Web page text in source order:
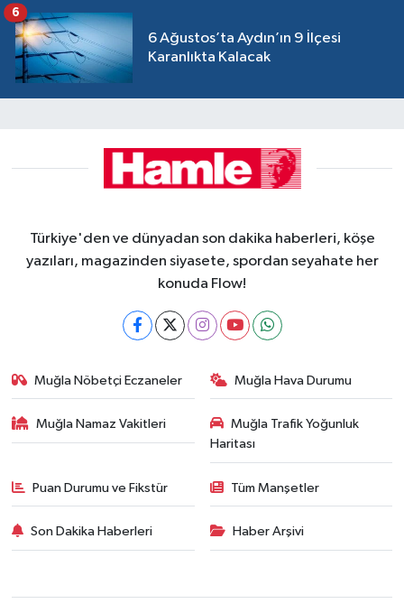
6 Ağustos’ta Aydın’ın 9 İlçesi
Karanlıkta Kalacak
6
Türkiye'den ve dünyadan son dakika haberleri, köşe
yazıları, magazinden siyasete, spordan seyahate her
konuda Flow!
Muğla Nöbetçi Eczaneler Muğla Hava Durumu
Muğla Namaz Vakitleri
Muğla Trafik Yoğunluk
Haritası
Puan Durumu ve Fikstür Tüm Manşetler
Son Dakika Haberleri Haber Arşivi